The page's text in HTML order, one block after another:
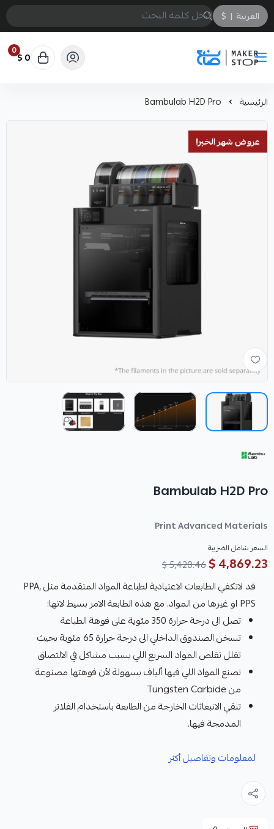
العربية |
$
صانع
0 0 $
الرئيسية Bambulab H2D Pro
عروض شهر الخير!
Bambulab H2D Pro
Print Advanced Materials
السعر شامل الضريبة
4,869.23 $
5,420.46 $
قد لاتكفي الطابعات الاعتيادية لطباعة المواد المتقدمة مثل PPA,
PPS او غيرها من المواد. مع هذه الطابعة الامر بسيط لانها:
تصل الى درجة حرارة 350 مئوية على فوهة الطباعة
تسخن الصندوق الداخلي الى درجة حرارة 65 مئوية بحيث
تقلل تقلص المواد السريع اللي يسبب مشاكل في الالتصاق
تصنع المواد اللي فيها ألياف بسهولة لأن فوهتها مصنوعة
من Tungsten Carbide
تنقي الانبعاثات الخارجة من الطابعة باستخدام الفلاتر
المدمجة فيها.
لمعلومات وتفاصيل أكثر